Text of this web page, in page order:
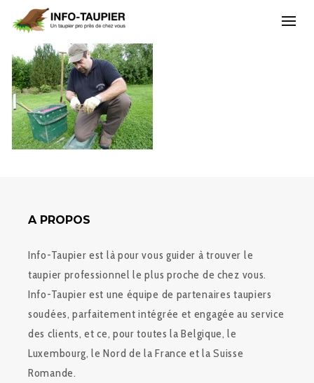
A PROPOS
Info-Taupier est là pour vous guider à trouver le
taupier professionnel le plus proche de chez vous.
Info-Taupier est une équipe de partenaires taupiers
soudées, parfaitement intégrée et engagée au service
des clients, et ce, pour toutes la Belgique, le
Luxembourg, le Nord de la France et la Suisse
Romande.